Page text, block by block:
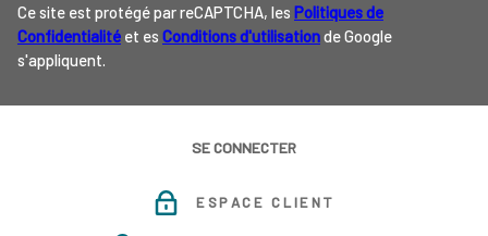
Ce site est protégé par reCAPTCHA, les Politiques de
Confidentialité et es Conditions d'utilisationde Google
s'appliquent.
SE CONNECTER
ESPACE CLIENT